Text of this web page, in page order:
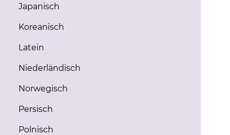
Japanisch
Koreanisch
Latein
Niederländisch
Norwegisch
Persisch
Polnisch